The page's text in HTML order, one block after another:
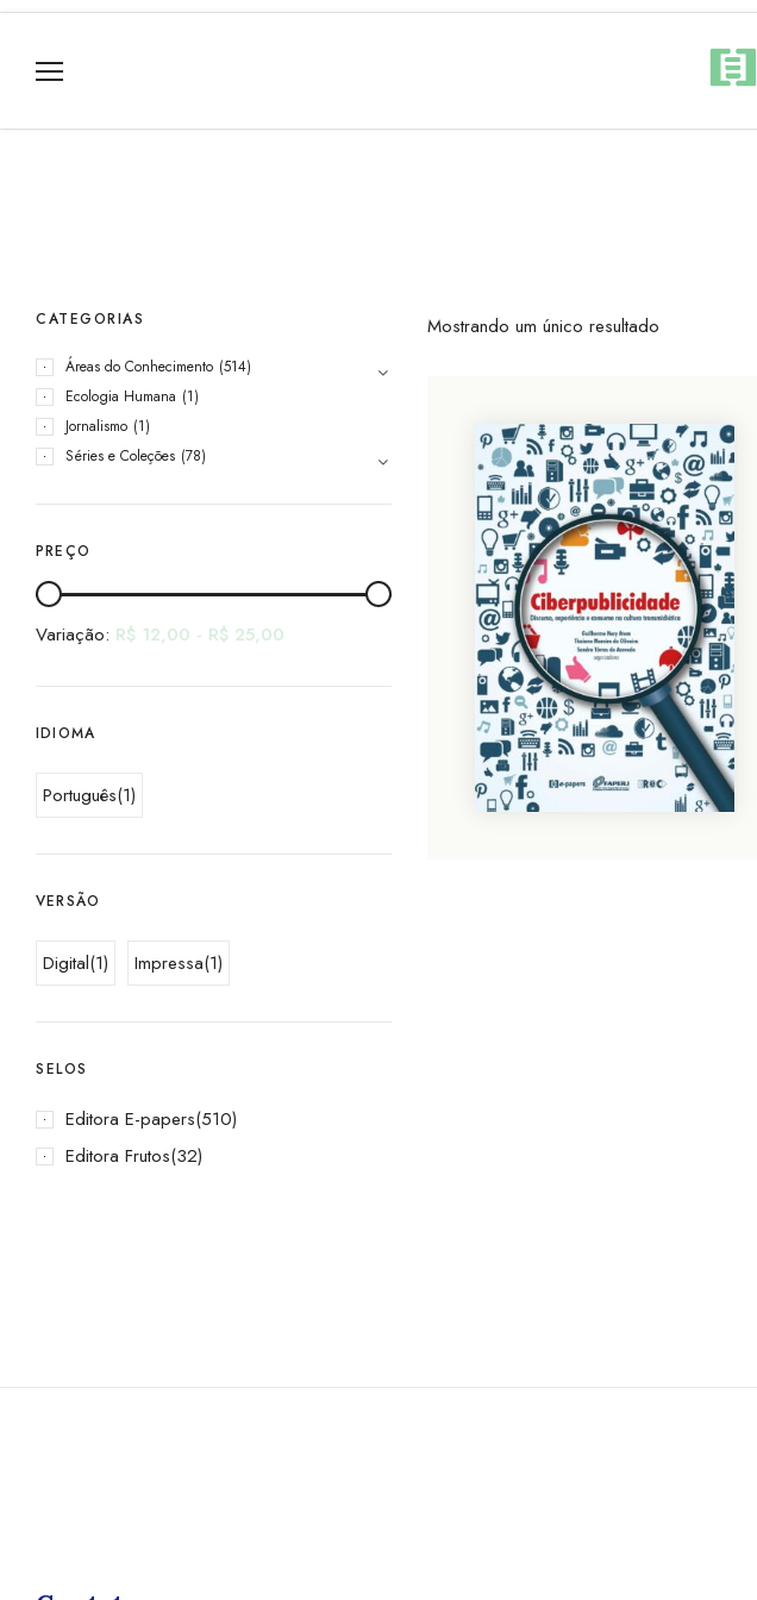
CATEGORIAS
Áreas do Conhecimento (514)
Ecologia Humana (1)
Jornalismo (1)
Séries e Coleções (78)
PREÇO
Variação: R$ 12,00 - R$ 25,00
IDIOMA
Português(1)
VERSÃO
Digital(1) Impressa(1)
SELOS
Editora E-papers(510)
Editora Frutos(32)
Mostrando um único resultado